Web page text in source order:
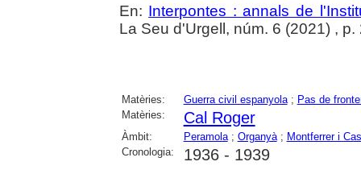
En: Interpontes : annals de
La Seu d'Urgell, núm. 6 (2021) , p.
Matèries: Guerra civil espanyola; Pas de
Matèries:
Cal Roger
Àmbit: Peramola; Organyà; Montferrer i
Cronologia:
1936 - 1939